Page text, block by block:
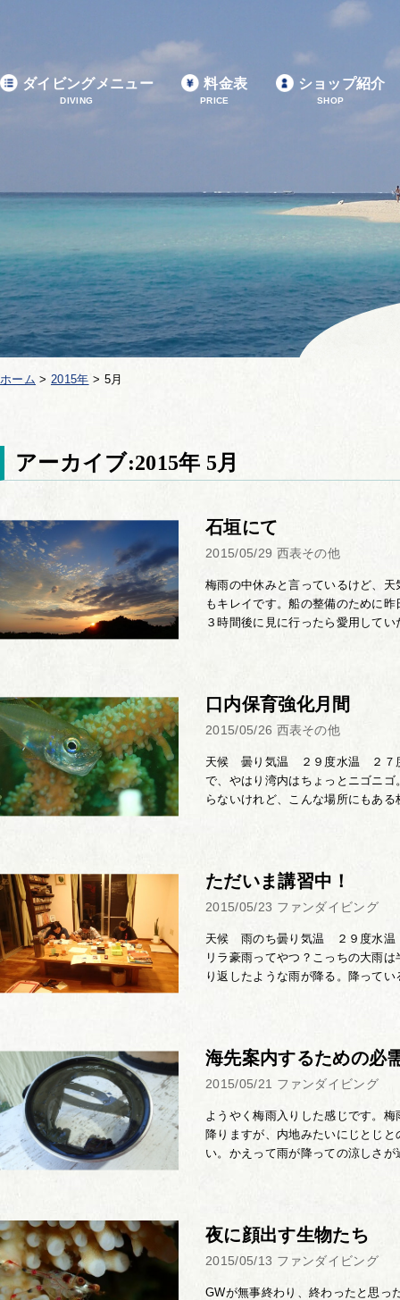
ダイビングメニュー
DIVING
料金表
PRICE
ショップ紹介
SHOP
ホーム > 2015年 > 5月
アーカイブ:2015年 5月
石垣にて
2015/05/29 西表その他
梅雨の中休みと言っているけど、
もキレイです。船の整備のために
３時間後に見に行ったら愛用して
口内保育強化月間
2015/05/26 西表その他
天候 曇り気温 ２９度水温 ２７
で、やはり湾内はちょっとニゴニ
らないけれど、こんな場所にもあ
ただいま講習中！
2015/05/23 ファンダイビング
天候 雨のち曇り気温 ２９度水温
リラ豪雨ってやつ？こっちの大雨
り返したような雨が降る。降って
海先案内するための必
2015/05/21 ファンダイビング
ようやく梅雨入りした感じです。
降りますが、内地みたいにじとじ
い。かえって雨が降っての涼しさ
夜に顔出す生物たち
2015/05/13 ファンダイビング
GWが無事終わり、終わったと思っ